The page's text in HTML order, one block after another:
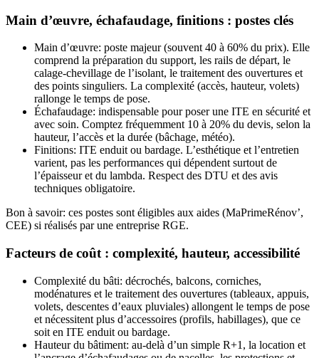
Main d’œuvre, échafaudage, finitions : postes clés
Main d’œuvre: poste majeur (souvent 40 à 60% du prix). Elle
comprend la préparation du support, les rails de départ, le
calage-chevillage de l’isolant, le traitement des ouvertures et
des points singuliers. La complexité (accès, hauteur, volets)
rallonge le temps de pose.
Échafaudage: indispensable pour poser une ITE en sécurité et
avec soin. Comptez fréquemment 10 à 20% du devis, selon la
hauteur, l’accès et la durée (bâchage, météo).
Finitions: ITE enduit ou bardage. L’esthétique et l’entretien
varient, pas les performances qui dépendent surtout de
l’épaisseur et du lambda. Respect des DTU et des avis
techniques obligatoire.
Bon à savoir: ces postes sont éligibles aux aides (MaPrimeRénov’,
CEE) si réalisés par une entreprise RGE.
Facteurs de coût : complexité, hauteur, accessibilité
Complexité du bâti: décrochés, balcons, corniches,
modénatures et le traitement des ouvertures (tableaux, appuis,
volets, descentes d’eaux pluviales) allongent le temps de pose
et nécessitent plus d’accessoires (profils, habillages), que ce
soit en ITE enduit ou bardage.
Hauteur du bâtiment: au-delà d’un simple R+1, la location et